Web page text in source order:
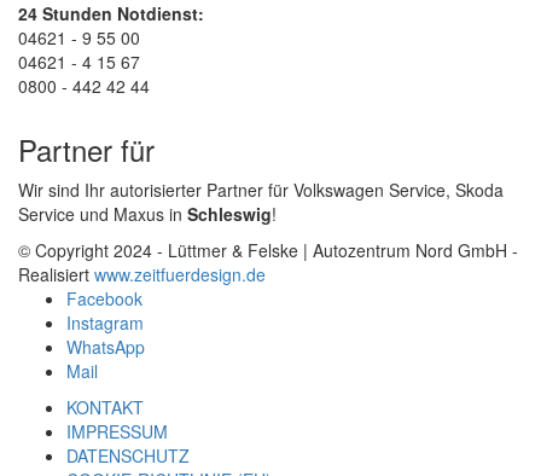
24 Stunden Notdienst:
04621 - 9 55 00
04621 - 4 15 67
0800 - 442 42 44
Partner für
Wir sind Ihr autorisierter Partner für Volkswagen Service, Skoda
Service und Maxus in Schleswig!
© Copyright 2024 - Lüttmer & Felske | Autozentrum Nord GmbH -
Realisiert www.zeitfuerdesign.de
Facebook
Instagram
WhatsApp
Mail
KONTAKT
IMPRESSUM
DATENSCHUTZ